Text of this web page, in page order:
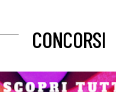
CONCORSI